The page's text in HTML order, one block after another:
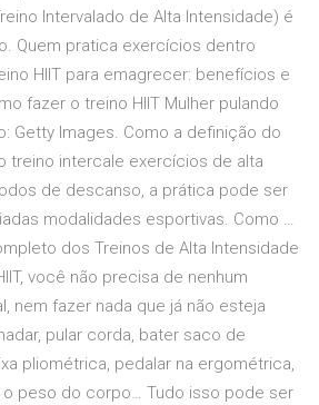
Intervalado de Alta Intensidade) é
Quem pratica exercícios dentro
HIIT para emagrecer: benefícios e
fazer o treino HIIT Mulher pulando
Getty Images. Como a definição do
treino intercale exercícios de alta
de descanso, a prática pode ser
modalidades esportivas. Como …
dos Treinos de Alta Intensidade
você não precisa de nenhum
nem fazer nada que já não esteja
pular corda, bater saco de
pliométrica, pedalar na ergométrica,
peso do corpo… Tudo isso pode ser